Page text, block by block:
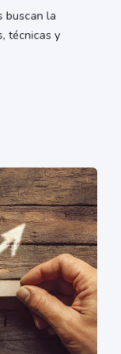
buscan la
técnicas y